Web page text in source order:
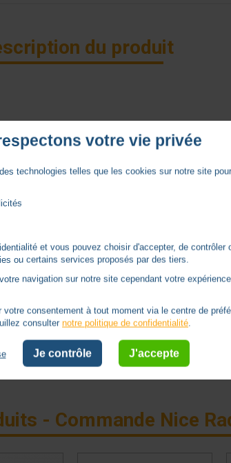
du produit
la lumière de 5 à 60 klux.
lors de l'intervention du capteur de pluie.
- Commande Nice
votre vie privée
technologies telles que les cookies sur notre site
et vous pouvez choisir d'accepter, de contrôler
ou certains services proposés par des tiers.
navigation sur notre site cependant votre
consentement à tout moment via le centre de
consulternotre politique de confidentialité.
Je contrôle J'accepte